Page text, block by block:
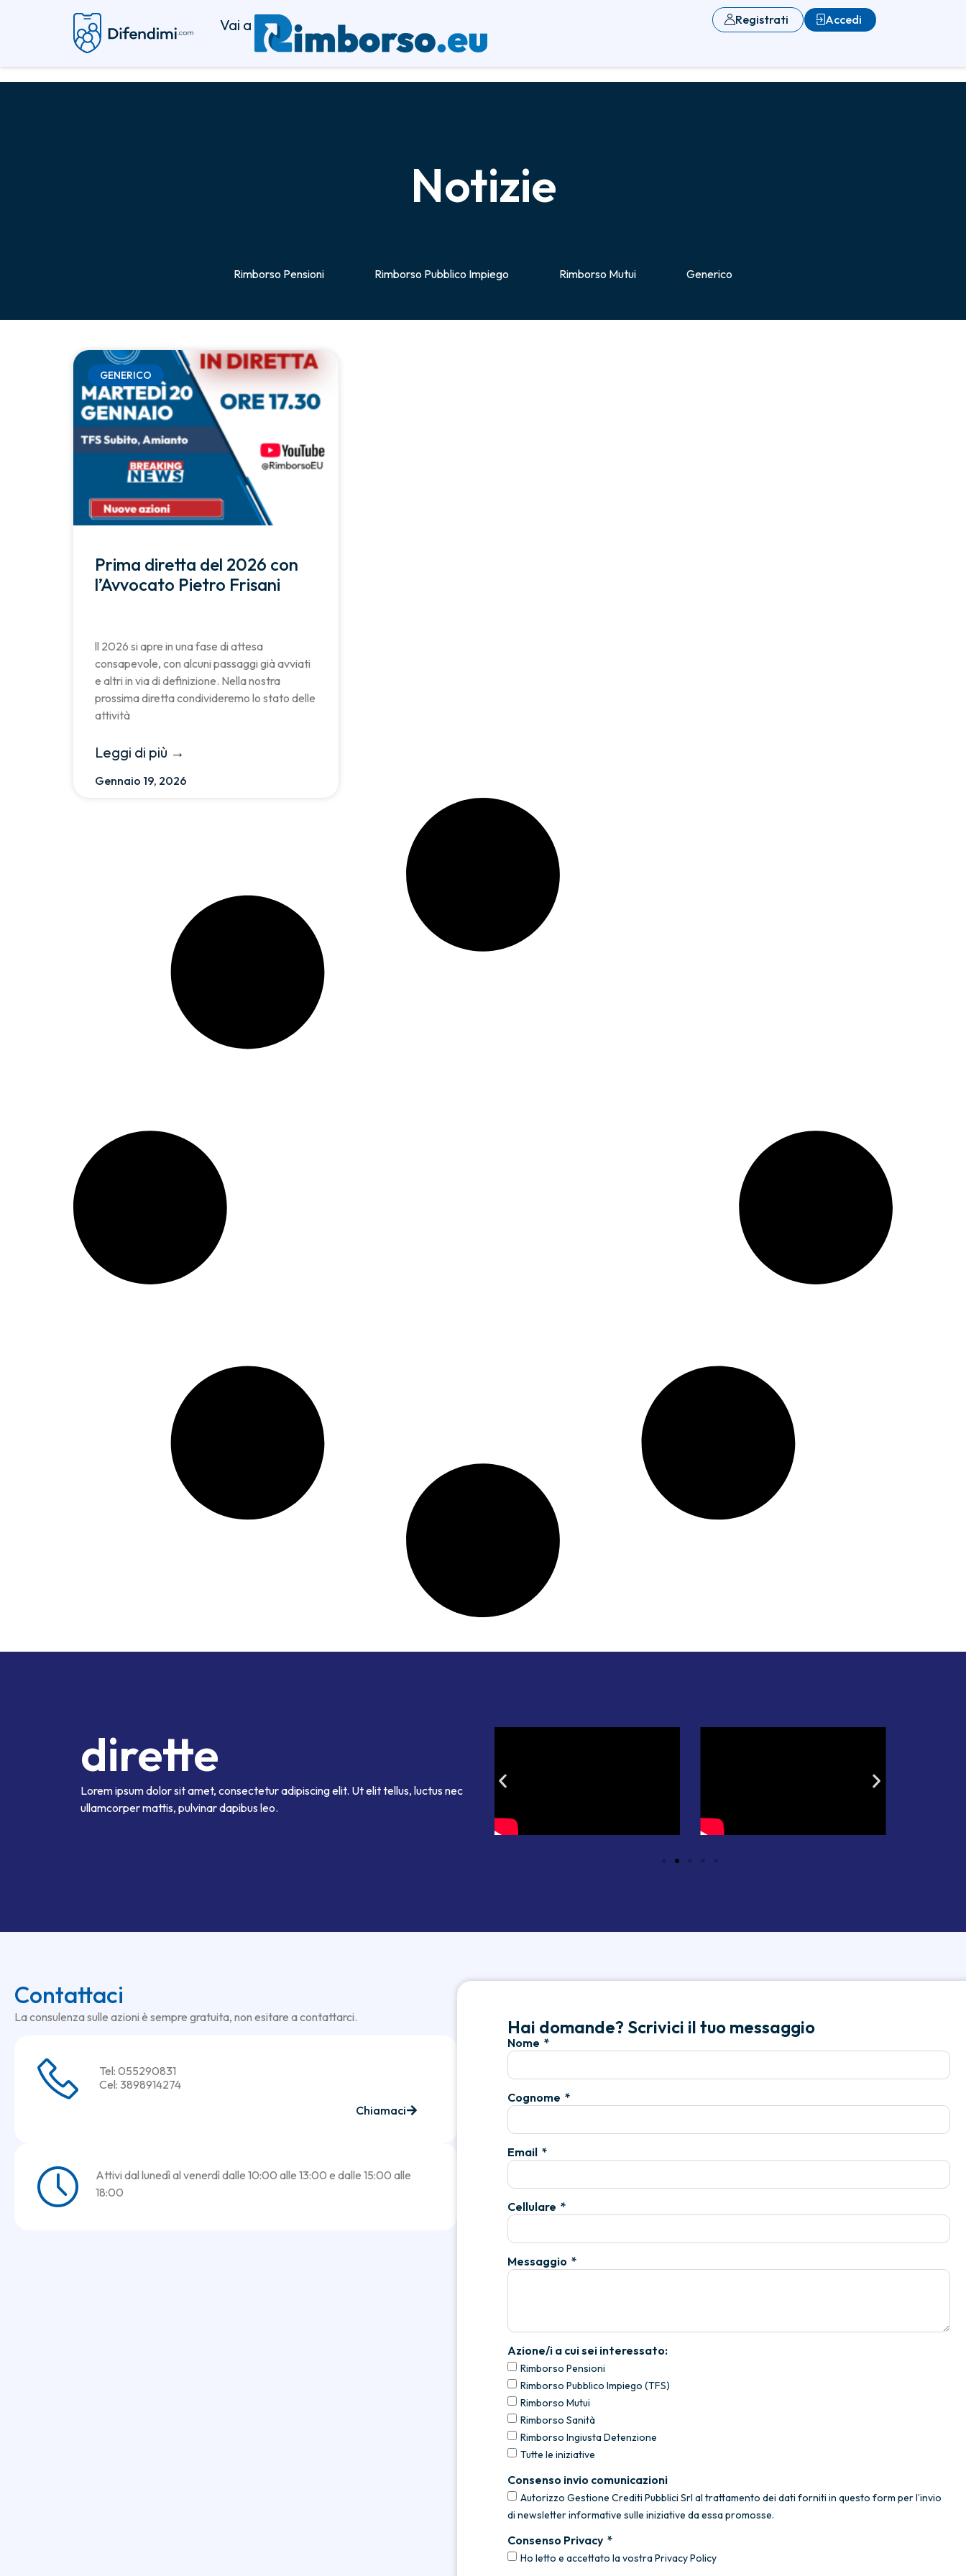
Vai a Accedi
Registrati
Notizie
Rimborso Pensioni Rimborso Pubblico Impiego Rimborso Mutui Generico
GENERICO
Prima diretta del 2026 con
l’Avvocato Pietro Frisani
ll 2026 si apre in una fase di attesa
consapevole, con alcuni passaggi già avviati
e altri in via di definizione. Nella nostra
prossima diretta condivideremo lo stato delle
attività
Leggi di più →
Gennaio 19, 2026
dirette
Lorem ipsum dolor sit amet, consectetur adipiscing elit. Ut elit tellus, luctus nec
ullamcorper mattis, pulvinar dapibus leo.
Contattaci
La consulenza sulle azioni è sempre gratuita, non esitare a contattarci.
Tel: 055290831
Cel: 3898914274
Chiamaci
Attivi dal lunedì al venerdì dalle 10:00 alle 13:00 e dalle 15:00 alle
18:00
Hai domande? Scrivici il tuo messaggio
Nome
Cognome
Email
Cellulare
Messaggio
Azione/i a cui sei interessato:
Rimborso Pensioni
Rimborso Pubblico Impiego (TFS)
Rimborso Mutui
Rimborso Sanità
Rimborso Ingiusta Detenzione
Tutte le iniziative
Consenso invio comunicazioni
Autorizzo Gestione Crediti Pubblici Srl al trattamento dei dati forniti in questo form per l’invio
di newsletter informative sulle iniziative da essa promosse.
Consenso Privacy
Ho letto e accettato la vostra Privacy Policy